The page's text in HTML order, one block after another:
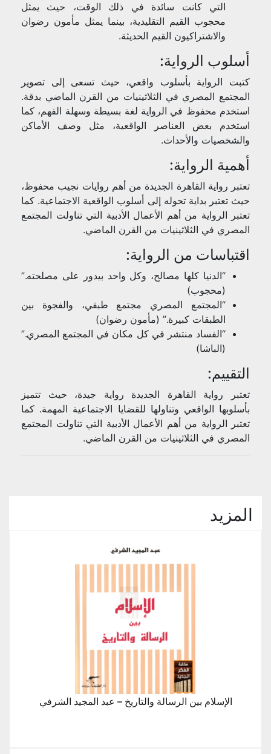
التي كانت سائدة في ذلك الوقت، حيث يمثل
محجوب القيم التقليدية، بينما يمثل مأمون رضوان
والاشتراكيون القيم الحديثة.
أسلوب الرواية:
كتبت الرواية بأسلوب واقعي، حيث تسعى إلى تصوير
المجتمع المصري في الثلاثينيات من القرن الماضي بدقة.
استخدم محفوظ في الرواية لغة بسيطة وسهلة الفهم، كما
استخدم بعض العناصر الواقعية، مثل وصف الأماكن
والشخصيات والأحداث.
أهمية الرواية:
تعتبر رواية القاهرة الجديدة من أهم روايات نجيب محفوظ،
حيث تعتبر بداية تحوله إلى أسلوب الواقعية الاجتماعية. كما
تعتبر الرواية من أهم الأعمال الأدبية التي تناولت المجتمع
المصري في الثلاثينيات من القرن الماضي.
اقتباسات من الرواية:
“الدنيا كلها مصالح، وكل واحد بيدور على مصلحته.”
(محجوب)
“المجتمع المصري مجتمع طبقي، والفجوة بين
الطبقات كبيرة.” (مأمون رضوان)
“الفساد منتشر في كل مكان في المجتمع المصري.”
(الباشا)
التقييم:
تعتبر رواية القاهرة الجديدة رواية جيدة، حيث تتميز
بأسلوبها الواقعي وتناولها للقضايا الاجتماعية المهمة. كما
تعتبر الرواية من أهم الأعمال الأدبية التي تناولت المجتمع
المصري في الثلاثينيات من القرن الماضي.
المزيد
الإسلام بين الرسالة والتاريخ – عبد المجيد الشرفي